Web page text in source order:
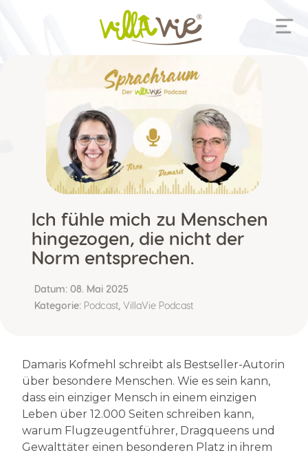
Ich fühle mich zu Menschen
hingezogen, die nicht der
Norm entsprechen.
Datum: 08. Mai 2025
Kategorie: Podcast, VillaVie Podcast
Damaris Kofmehl schreibt als Bestseller-Autorin
über besondere Menschen. Wie es sein kann,
dass ein einziger Mensch in einem einzigen
Leben über 12.000 Seiten schreiben kann,
warum Flugzeugentführer, Dragqueens und
Gewalttäter einen besonderen Platz in ihrem